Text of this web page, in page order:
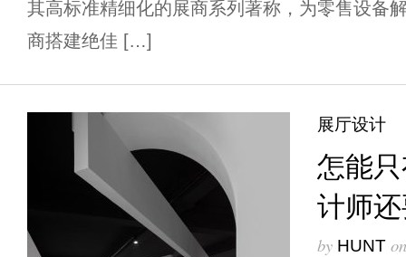
其高标准精细化的展商系列著称，为零售设备
商搭建绝佳 […]
展厅设计
怎能
计师
by HUNT